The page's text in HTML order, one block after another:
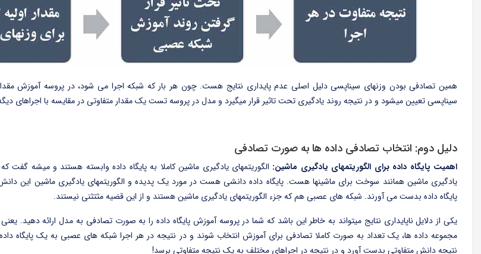
همین تصادفی بودن وزنهای سیناپسی دلیل اصلی عدم پایداری نتایج هست. چون هر بار که شبکه اجرا می شود، در پروسه آموزش مقدار
سیناپسی تعیین میشود و در نتیجه روند یادگیری تحت تاثیر قرار میگیرد و مدل در پروسه تست یک مقدار متفاوتی در مقایسه با اجراهای
دلیل دوم: انتخاب تصادفی داده ها به صورت تصادفی
اهمیت پایگاه داده برای الگوریتمهای یادگیری ماشین: الگوریتمهای یادگیری ماشین کاملا به پایگاه داده وابسته هستند و میشه گفت که
یادگیری ماشین همانند سوخت برای ماشینها هست. پایگاه داده دانشی هست در مورد یک پدیده و الگوریتمهای یادگیری ماشین این
پایگاه داده بدست می آورند. شبکه های عصبی هم که جزء الگوریتمهای یادگیری ماشین هستند و از این قضیه مثتثنی نیستند.
یکی از دلایل ناپایداری نتایج میتواند به خاطر این باشد که شما در پروسه آموزش پایگاه داده را به صورت تصادفی به مدل ارائه دهید.
مجموعه داده ها، یک تعداد به صورت کاملا تصادفی برای آموزش انتخاب شوند و در نتیجه در هر اجرا شبکه های عصبی به یک پایگاه
نتیجه دانش متفاوتی بدست آورد و در نتیجه در اجراهای مختلف به یک نتیجه متفاوتی برسد!